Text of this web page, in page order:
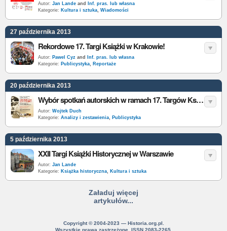
Autor: Jan Lande and
Inf. pras. lub własna
Kategorie: Kultura i sztuka, Wiadomości
27 października 2013
Rekordowe 17. Targi Książki w Krakowie!
Autor: Pawel Cyz and
Inf. pras. lub własna
Kategorie: Publicystyka, Reportaże
20 października 2013
Wybór spotkań autorskich w ramach 17. Targów Książki w Krakowie
Autor: Wojtek Duch
Kategorie: Analizy i zestawienia, Publicystyka
5 października 2013
XXII Targi Książki Historycznej w Warszawie
Autor: Jan Lande
Kategorie: Książka historyczna, Kultura i sztuka
Załaduj więcej
artykułów...
Copyright © 2004-2023 — Historia.org.pl.
Wszystkie prawa zastrzeżone. ISSN 2083-2265.